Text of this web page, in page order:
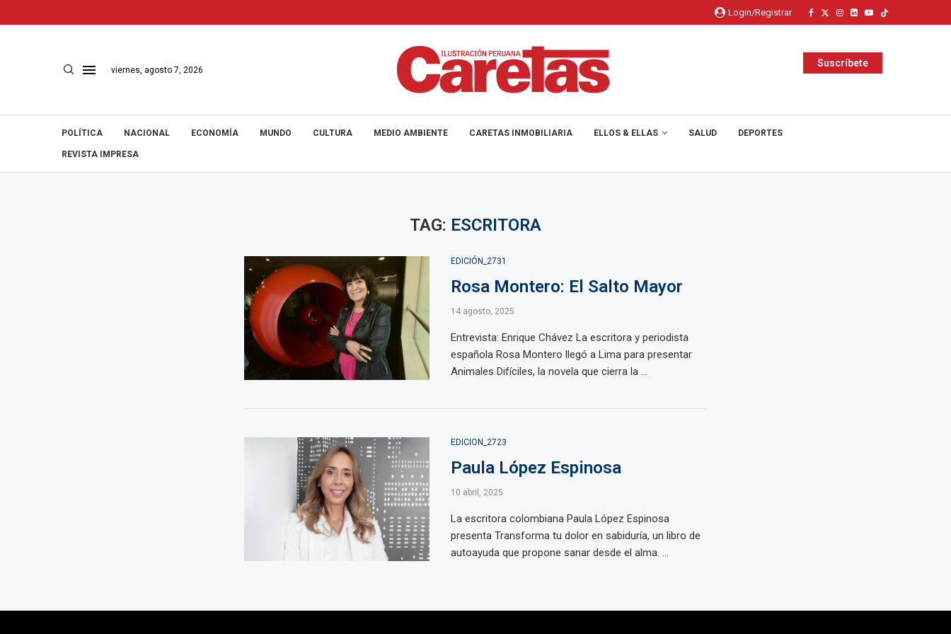
Login/Registrar
viernes, agosto 7, 2026
Suscríbete
POLÍTICA NACIONAL ECONOMÍA MUNDO CULTURA MEDIO AMBIENTE CARETAS INMOBILIARIA ELLOS & ELLAS SALUD DEPORTES
REVISTA IMPRESA
TAG: ESCRITORA
EDICIÓN_2731
Rosa Montero: El Salto Mayor
14 agosto, 2025
Entrevista: Enrique Chávez La escritora y periodista
española Rosa Montero llegó a Lima para presentar
Animales Difíciles, la novela que cierra la ...
EDICION_2723
Paula López Espinosa
10 abril, 2025
La escritora colombiana Paula López Espinosa
presenta Transforma tu dolor en sabiduría, un libro de
autoayuda que propone sanar desde el alma. ...